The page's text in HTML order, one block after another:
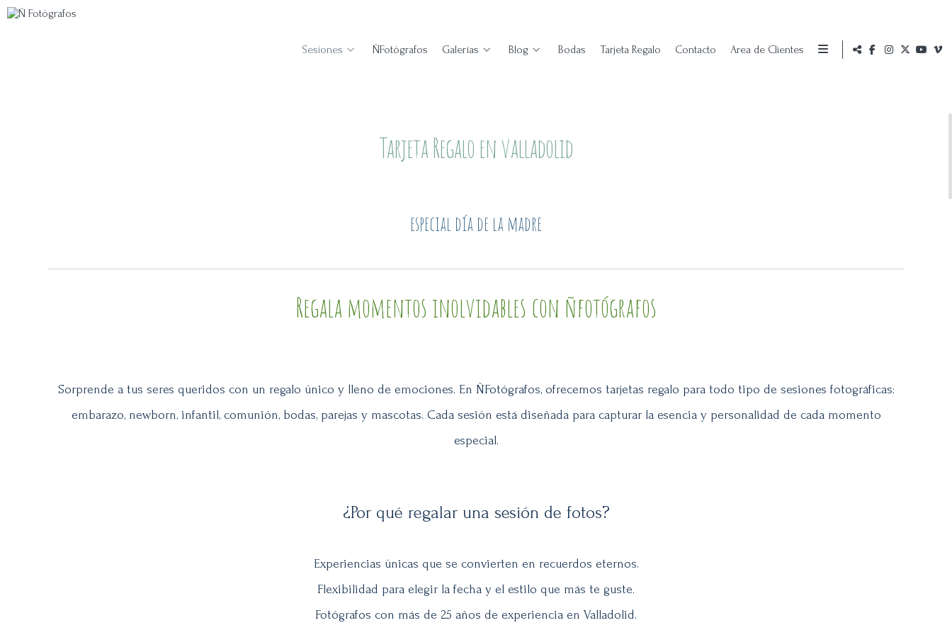
Sesiones ÑFotógrafos Galerías Blog Bodas Tarjeta Regalo Contacto Area de Clientes
Tarjeta Regalo en valladolid
especial día de la madre
Regala momentos inolvidables con ñfotógrafos
Sorprende a tus seres queridos con un regalo único y lleno de emociones. En ÑFotógrafos, ofrecemos tarjetas regalo para todo tipo de sesiones fotográficas:
embarazo, newborn, infantil, comunión, bodas, parejas y mascotas. Cada sesión está diseñada para capturar la esencia y personalidad de cada momento
especial.
¿Por qué regalar una sesión de fotos?
Experiencias únicas que se convierten en recuerdos eternos.
Flexibilidad para elegir la fecha y el estilo que más te guste.
Fotógrafos con más de 25 años de experiencia en Valladolid.